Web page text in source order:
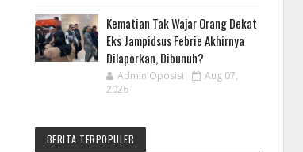
Kematian Tak Wajar Orang Dekat
Eks Jampidsus Febrie Akhirnya
Dilaporkan, Dibunuh?
Admin Oposisi
Aug 07,
2026
BERITA TERPOPULER